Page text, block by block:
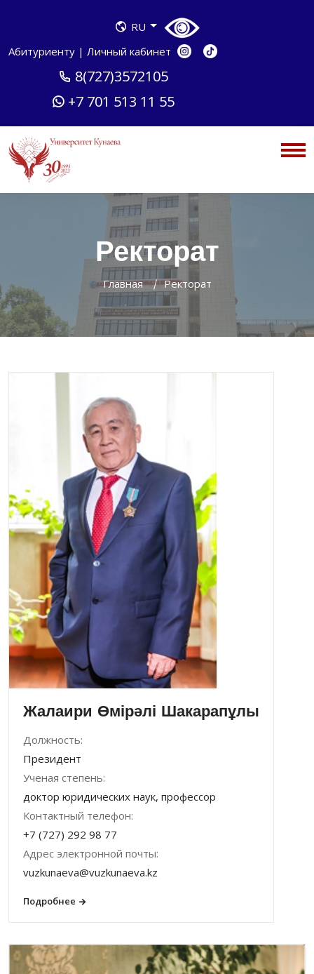
RU
Абитуриенту | Личный кабинет
8(727)3572105
+7 701 513 11 55
Ректорат
Главная Ректорат
Жалаири Өмірәлі Шакарапұлы
Должность:
Президент
Ученая степень:
доктор юридических наук, профессор
Контактный телефон:
+7 (727) 292 98 77
Адрес электронной почты:
vuzkunaeva@vuzkunaeva.kz
Подробнее